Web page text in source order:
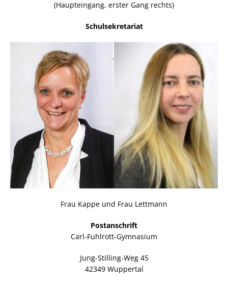
(Haupteingang, erster Gang rechts)
Schulsekretariat
Frau Kappe und Frau Lettmann
Postanschrift
Carl-Fuhlrott-Gymnasium
Jung-Stilling-Weg 45
42349 Wuppertal